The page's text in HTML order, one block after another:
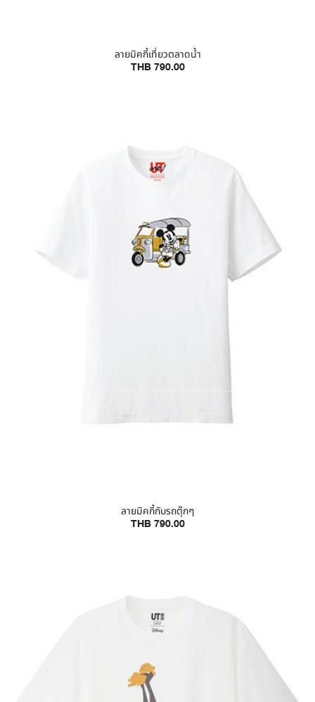
ลายมิคกี้เที่ยวตลาดน้ำ
THB 790.00
ลายมิคกี้กับรถตุ๊กๆ
THB 790.00